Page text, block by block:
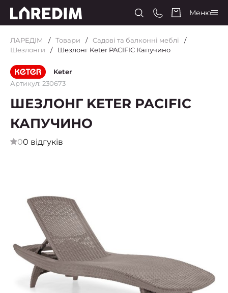
Меню
ЛАРЕДІМ Товари
Садові та балконні меблі
Шезлонги
Шезлонг Keter PACIFIC Капучино
Keter
Артикул: 230673
ШЕЗЛОНГ KETER PACIFIC
КАПУЧИНО
00 відгуків